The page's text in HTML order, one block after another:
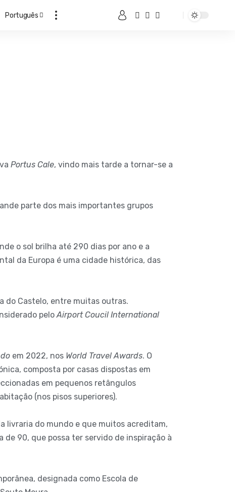
Português
Portus Cale, vindo mais tarde a tornar-se a
parte dos mais importantes grupos
o sol brilha até 290 dias por ano e a
da Europa é uma cidade histórica, das
do Castelo, entre muitas outras.
peloAirport Coucil International
em 2022, nos World Travel Awards. O
composta por casas dispostas em
em pequenos retângulos
(nos pisos superiores).
livraria do mundo e que muitos acreditam,
90, que possa ter servido de inspiração à
designada como Escola de